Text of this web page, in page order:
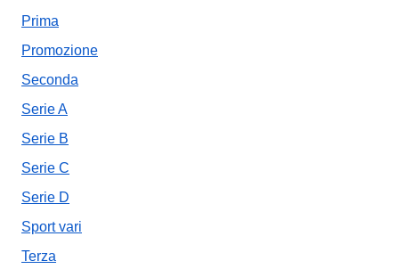
Prima
Promozione
Seconda
Serie A
Serie B
Serie C
Serie D
Sport vari
Terza